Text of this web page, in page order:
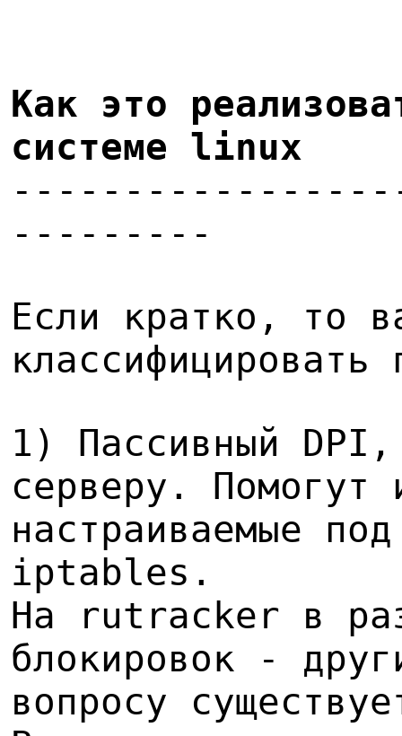
Как это
системе linux
---------
Если кратко, то
1) Пассивный DPI,
серверу. Помогут
настраиваемые
iptables.
На rutracker в
блокировок -
вопросу